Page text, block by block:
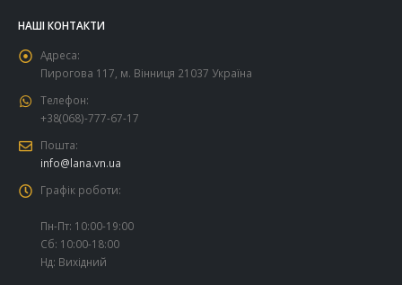
НАШІ КОНТАКТИ
Адреса:
Пирогова 117, м. Вінниця 21037 Україна
Телефон:
+38(068)-777-67-17
Пошта:
info@lana.vn.ua
Графік роботи:
Пн-Пт: 10:00-19:00
Сб: 10:00-18:00
Нд: Вихідний